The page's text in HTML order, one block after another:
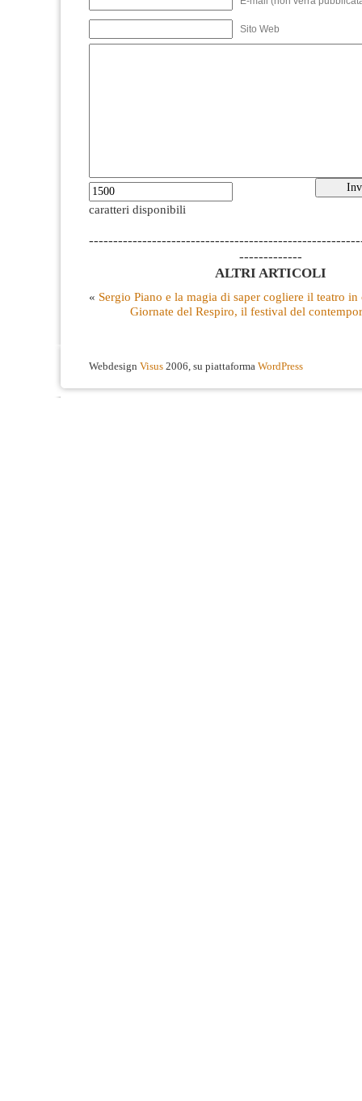
Sito Web
caratteri disponibili
-------------
ALTRI ARTICOLI
« Sergio Piano e la magia di saper cogliere il teatro in
Giornate del Respiro, il festival del
Webdesign Visus 2006, su piattaforma WordPress